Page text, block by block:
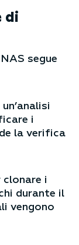
di
segue
i
la verifica
i
durante il
vengono